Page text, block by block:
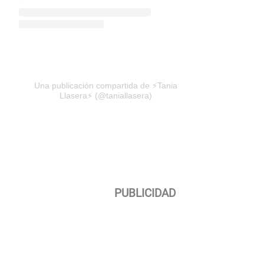
Una publicación compartida de ⚡️Tania
Llasera⚡️ (@taniallasera)